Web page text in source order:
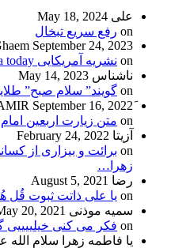
علی May 18, 2024
on رفع سریع تبخال
September 24, 2023
on نشریه آمریکایی usa today
ناشناس May 14, 2023
on گویند” سلام صبح”
September 16, 2022
on متن زیارت اربعین
آزیتا February 24, 2022
on برائت و بیزاری از
زهرا…
رضا August 5, 2021
on یا علی ذاتت ثبوت قُل
سمیه موذنی 20, 2021
on فکر می کنی خیلییییی
یا فاطمه زهرا سلام الله